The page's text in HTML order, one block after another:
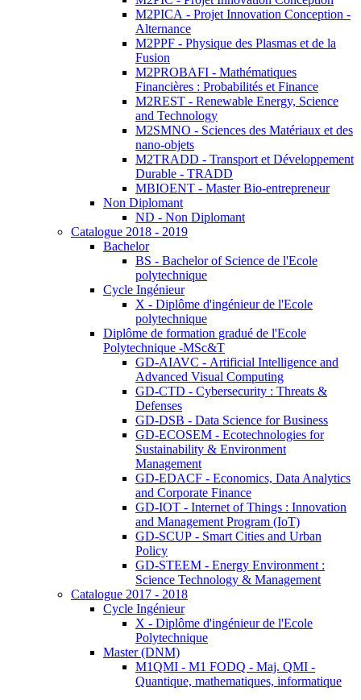
M2PICA - Projet Innovation Conception -
Alternance
M2PPF - Physique des Plasmas et de la
Fusion
M2PROBAFI - Mathématiques
Financières : Probabilités et Finance
M2REST - Renewable Energy, Science
and Technology
M2SMNO - Sciences des Matériaux et des
nano-objets
M2TRADD - Transport et Développement
Durable - TRADD
MBIOENT - Master Bio-entrepreneur
Non Diplomant
ND - Non Diplomant
Catalogue 2018 - 2019
Bachelor
BS - Bachelor of Science de l'Ecole
polytechnique
Cycle Ingénieur
X - Diplôme d'ingénieur de l'Ecole
polytechnique
Diplôme de formation gradué de l'Ecole
Polytechnique -MSc&T
GD-AIAVC - Artificial Intelligence and
Advanced Visual Computing
GD-CTD - Cybersecurity : Threats &
Defenses
GD-DSB - Data Science for Business
GD-ECOSEM - Ecotechnologies for
Sustainability & Environment
Management
GD-EDACF - Economics, Data Analytics
and Corporate Finance
GD-IOT - Internet of Things : Innovation
and Management Program (IoT)
GD-SCUP - Smart Cities and Urban
Policy
GD-STEEM - Energy Environment :
Science Technology & Management
Catalogue 2017 - 2018
Cycle Ingénieur
X - Diplôme d'ingénieur de l'Ecole
Polytechnique
Master (DNM)
M1QMI - M1 FODQ - Maj. QMI -
Quantique, mathematiques, informatique